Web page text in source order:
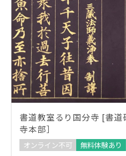
書道教室るり国分寺 [書
寺本部］
オンライン不可
無料体験あり